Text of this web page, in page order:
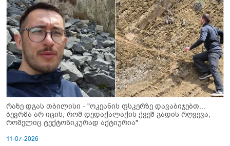
რაზე დგას თბილისი - "ოკეანის ფსკერზე დავაბიჯებთ...
ბევრმა არ იცის, რომ დედაქალაქის ქვეშ გადის რღვევა,
რომელიც ტექტონიკურად აქტიურია"
11-07-2026